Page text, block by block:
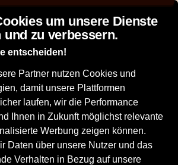
um unsere Dienste
zu verbessern.
entscheiden!
Partner nutzen Cookies und
damit unsere Plattformen
laufen, wir die Performance
Ihnen in Zukunft möglichst relevante
Werbung zeigen können.
Daten über unsere Nutzer und das
Verhalten in Bezug auf unsere
Sternen bei idealo
Held